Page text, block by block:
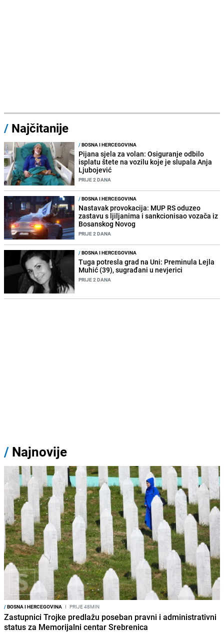
/ Najčitanije
/BOSNA I HERCEGOVINA
Pijana sjela za volan: Osiguranje odbilo
isplatu štete na vozilu koje je slupala Anja
Ljubojević
PRIJE 2 DANA
/BOSNA I HERCEGOVINA
Nastavak provokacija: MUP RS oduzeo
zastavu s ljiljanima i sankcionisao vozača iz
Bosanskog Novog
PRIJE 2 DANA
/BOSNA I HERCEGOVINA
Tuga potresla grad na Uni: Preminula Lejla
Muhić (39), sugrađani u nevjerici
PRIJE 2 DANA
/ Najnovije
/BOSNA I HERCEGOVINA I PRIJE 48MIN
Zastupnici Trojke predlažu poseban pravni i administrativni
status za Memorijalni centar Srebrenica